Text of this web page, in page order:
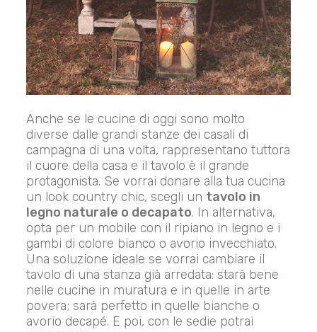
Anche se le cucine di oggi sono molto
diverse dalle grandi stanze dei casali di
campagna di una volta, rappresentano tuttora
il cuore della casa e il tavolo è il grande
protagonista. Se vorrai donare alla tua cucina
un look country chic, scegli un tavolo in
legno naturale o decapato. In alternativa,
opta per un mobile con il ripiano in legno e i
gambi di colore bianco o avorio invecchiato.
Una soluzione ideale se vorrai cambiare il
tavolo di una stanza già arredata: starà bene
nelle cucine in muratura e in quelle in arte
povera; sarà perfetto in quelle bianche o
avorio decapé. E poi, con le sedie potrai